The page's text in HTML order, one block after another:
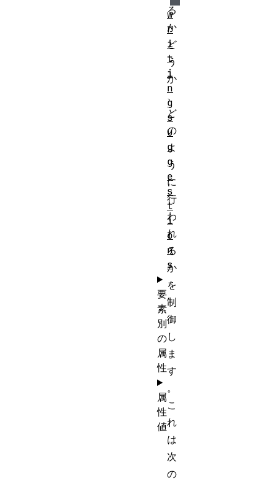
る
か
ど
う
か
、
ど
の
よ
う
に
行
わ
れ
る
か
を
制
御
し
ま
す
。
こ
れ
は
次
の
w
r
i
t
i
n
g
s
u
g
g
e
s
t
i
o
n
s
要
素
別
の
属
性
属
性
値